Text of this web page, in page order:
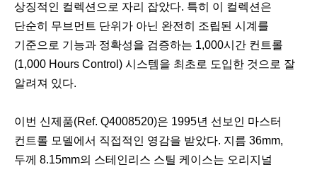
상징적인 컬렉션으로 자리 잡았다. 특히 이 컬렉션은
단순히 무브먼트 단위가 아닌 완전히 조립된 시계를
기준으로 기능과 정확성을 검증하는 1,000시간 컨트롤
(1,000 Hours Control) 시스템을 최초로 도입한 것으로 잘
알려져 있다.
이번 신제품(Ref. Q4008520)은 1995년 선보인 마스터
컨트롤 모델에서 직접적인 영감을 받았다. 지름 36mm,
두께 8.15mm의 스테인리스 스틸 케이스는 오리지널